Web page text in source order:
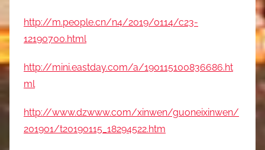
http://m.people.cn/n4/2019/0114/c23-
12190700.html
http://mini.eastday.com/a/190115100836686.ht
ml
http://www.dzwww.com/xinwen/guoneixinwen/
201901/t20190115_18294522.htm